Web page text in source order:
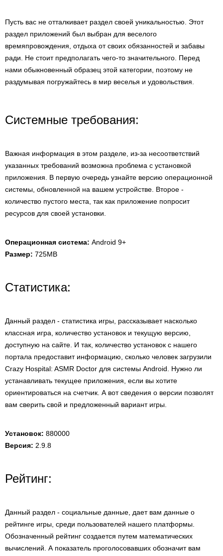
Пусть вас не отталкивает раздел своей уникальностью. Этот
раздел приложений был выбран для веселого
времяпровождения, отдыха от своих обязанностей и забавы
ради. Не стоит предполагать чего-то значительного. Перед
нами обыкновенный образец этой категории, поэтому не
раздумывая погружайтесь в мир веселья и удовольствия.
Системные требования:
Важная информация в этом разделе, из-за несоответствий
указанных требований возможна проблема с установкой
приложения. В первую очередь узнайте версию операционной
системы, обновленной на вашем устройстве. Второе -
количество пустого места, так как приложение попросит
ресурсов для своей установки.
Операционная система: Android 9+
Размер: 725MB
Статистика:
Данный раздел - статистика игры, рассказывает насколько
классная игра, количество установок и текущую версию,
доступную на сайте. И так, количество установок с нашего
портала предоставит информацию, сколько человек загрузили
Crazy Hospital: ASMR Doctor для системы Android. Нужно ли
устанавливать текущее приложения, если вы хотите
ориентироваться на счетчик. А вот сведения о версии позволят
вам сверить свой и предложенный вариант игры.
Установок: 880000
Версия: 2.9.8
Рейтинг:
Данный раздел - социальные данные, дает вам данные о
рейтинге игры, среди пользователей нашего платформы.
Обозначенный рейтинг создается путем математических
вычислений. А показатель проголосовавших обозначит вам